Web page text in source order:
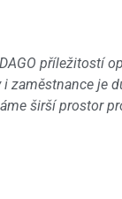
příležitostí
zaměstnance je
širší prostor